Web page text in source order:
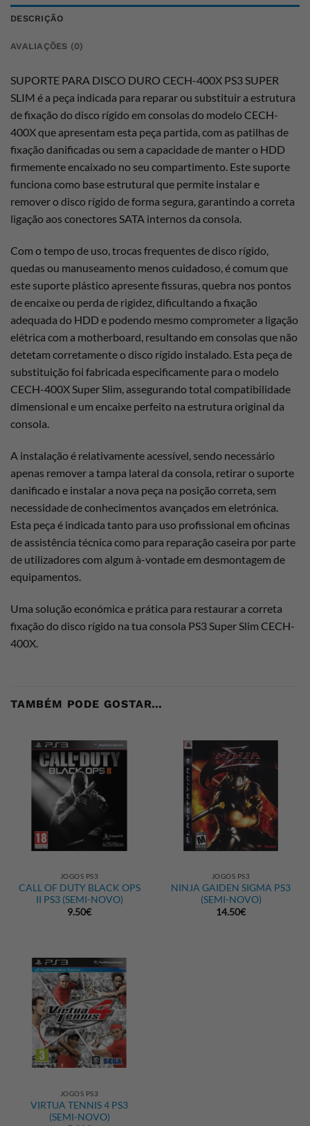
DESCRIÇÃO
AVALIAÇÕES (0)
SUPORTE PARA DISCO DURO CECH-400X PS3 SUPER
SLIM é a peça indicada para reparar ou substituir a estrutura
de fixação do disco rígido em consolas do modelo CECH-
400X que apresentam esta peça partida, com as patilhas de
fixação danificadas ou sem a capacidade de manter o HDD
firmemente encaixado no seu compartimento. Este suporte
funciona como base estrutural que permite instalar e
remover o disco rígido de forma segura, garantindo a correta
ligação aos conectores SATA internos da consola.
Com o tempo de uso, trocas frequentes de disco rígido,
quedas ou manuseamento menos cuidadoso, é comum que
este suporte plástico apresente fissuras, quebra nos pontos
de encaixe ou perda de rigidez, dificultando a fixação
adequada do HDD e podendo mesmo comprometer a ligação
elétrica com a motherboard, resultando em consolas que não
detetam corretamente o disco rígido instalado. Esta peça de
substituição foi fabricada especificamente para o modelo
CECH-400X Super Slim, assegurando total compatibilidade
dimensional e um encaixe perfeito na estrutura original da
consola.
A instalação é relativamente acessível, sendo necessário
apenas remover a tampa lateral da consola, retirar o suporte
danificado e instalar a nova peça na posição correta, sem
necessidade de conhecimentos avançados em eletrónica.
Esta peça é indicada tanto para uso profissional em oficinas
de assistência técnica como para reparação caseira por parte
de utilizadores com algum à-vontade em desmontagem de
equipamentos.
Uma solução económica e prática para restaurar a correta
fixação do disco rígido na tua consola PS3 Super Slim CECH-
400X.
TAMBÉM PODE GOSTAR…
JOGOS PS3
CALL OF DUTY BLACK OPS
II PS3 (SEMI-NOVO)
9.50€
JOGOS PS3
NINJA GAIDEN SIGMA PS3
(SEMI-NOVO)
14.50€
JOGOS PS3
VIRTUA TENNIS 4 PS3
(SEMI-NOVO)